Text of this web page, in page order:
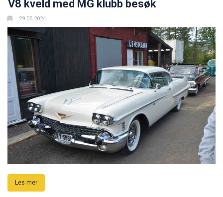
V8 kveld med MG klubb besøk
29.05.2024
Les mer